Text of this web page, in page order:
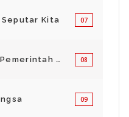
Kita 07
Kegiatan Lingkungan Pemerintah Kabupaten di Indonesia 08
09